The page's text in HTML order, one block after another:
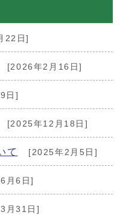
22日]
[2026年2月16日]
日]
[2025年12月18日]
て [2025年2月5日]
月6日]
月31日]